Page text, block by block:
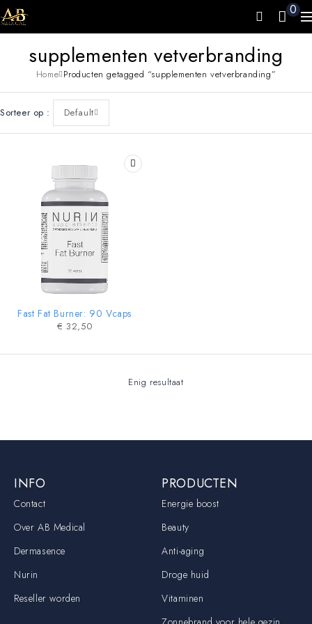
0
supplementen vetverbranding
Home Producten getagged “supplementen vetverbranding”
Sorteer op Default
Fast Fat Burner: 90 Vcaps
€ 32,50
Enig resultaat
INFO
Contact
Over AB Medical
Dermasence
Nurin
Reseller worden
PRODUCTEN
Energie boost
Beauty
Anti-aging
Droge huid
Vitaminen